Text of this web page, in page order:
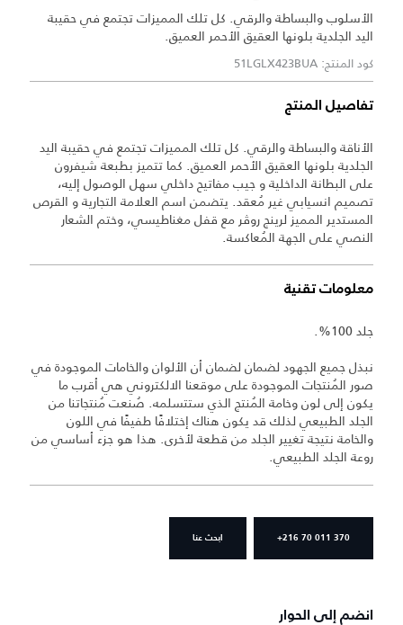
الأسلوب والبساطة والرقي. كل تلك المميزات تجتمع في حقيبة
اليد الجلدية بلونها العقيق الأحمر العميق.
كود المنتج: 51LGLX423BUA
تفاصيل المنتج
الأناقة والبساطة والرقي. كل تلك المميزات تجتمع في حقيبة اليد
الجلدية بلونها العقيق الأحمر العميق. كما تتميز بطبعة شيفرون
على البطانة الداخلية و جيب مفاتيح داخلي سهل الوصول إليه،
تصميم انسيابي غير مُعقد. يتضمن اسم العلامة التجارية و القرص
المستدير المميز لرينج روڤر مع قفل مغناطيسي، وختم الشعار
النصي على الجهة المُعاكسة.
معلومات تقنية
جلد 100%.
نبذل جميع الجهود لضمان لضمان أن الألوان والخامات الموجودة في
صور المُنتجات الموجودة على موقعنا الالكتروني هي أقرب ما
يكون إلى لون وخامة المُنتج الذي ستتسلمه. صُنعت مُنتجاتنا من
الجلد الطبيعي لذلك قد يكون هناك إختلافًا طفيفًا في اللون
والخامة نتيجة تغيير الجلد من قطعة لأخرى. هذا هو جزء أساسي من
روعة الجلد الطبيعي.
+216 70 011 370 ابحث عنا
انضم إلى الحوار